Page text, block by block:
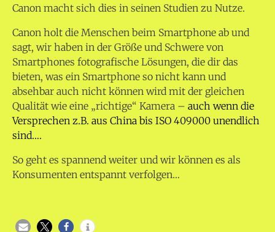
Canon macht sich dies in seinen Studien zu Nutze.
Canon holt die Menschen beim Smartphone ab und
sagt, wir haben in der Größe und Schwere von
Smartphones fotografische Lösungen, die dir das
bieten, was ein Smartphone so nicht kann und
absehbar auch nicht können wird mit der gleichen
Qualität wie eine „richtige“ Kamera – auch wenn die
Versprechen z.B. aus China bis ISO 409000 unendlich
sind….
So geht es spannend weiter und wir können es als
Konsumenten entspannt verfolgen…